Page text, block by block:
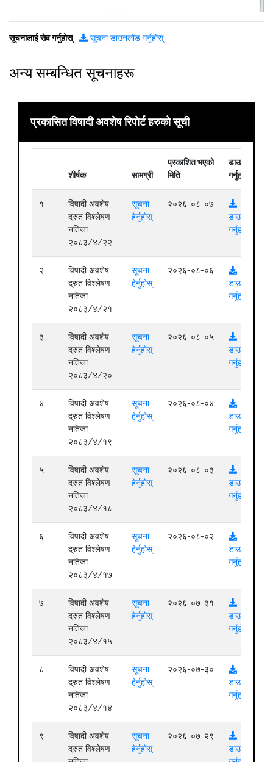
सूचनालाई सेव गर्नुहोस्: सूचना डाउनलोड गर्नुहोस्
अन्य सम्बन्धित सूचनाहरू
प्रकासित विषादी अवशेष रिपोर्ट हरुको सूची
शीर्षक सामग्री
प्रकाशित भएको
मिति
डाउनलोड
गर्नुहोस्
१
विषादी अवशेष
द्रुत विश्लेषण
नतिजा
२०८३/४/२२
सूचना
हेर्नुहोस्
२०२६-०८-०७
डाउनलोड
गर्नुहोस्
२
विषादी अवशेष
द्रुत विश्लेषण
नतिजा
२०८३/४/२१
सूचना
हेर्नुहोस्
२०२६-०८-०६
डाउनलोड
गर्नुहोस्
३
विषादी अवशेष
द्रुत विश्लेषण
नतिजा
२०८३/४/२०
सूचना
हेर्नुहोस्
२०२६-०८-०५
डाउनलोड
गर्नुहोस्
४
विषादी अवशेष
द्रुत विश्लेषण
नतिजा
२०८३/४/१९
सूचना
हेर्नुहोस्
२०२६-०८-०४
डाउनलोड
गर्नुहोस्
५
विषादी अवशेष
द्रुत विश्लेषण
नतिजा
२०८३/४/१८
सूचना
हेर्नुहोस्
२०२६-०८-०३
डाउनलोड
गर्नुहोस्
६
विषादी अवशेष
द्रुत विश्लेषण
नतिजा
२०८३/४/१७
सूचना
हेर्नुहोस्
२०२६-०८-०२
डाउनलोड
गर्नुहोस्
७
विषादी अवशेष
द्रुत विश्लेषण
नतिजा
२०८३/४/१५
सूचना
हेर्नुहोस्
२०२६-०७-३१
डाउनलोड
गर्नुहोस्
८
विषादी अवशेष
द्रुत विश्लेषण
नतिजा
२०८३/४/१४
सूचना
हेर्नुहोस्
२०२६-०७-३०
डाउनलोड
गर्नुहोस्
९
विषादी अवशेष
द्रुत विश्लेषण
सूचना
हेर्नुहोस्
२०२६-०७-२९
डाउनलोड